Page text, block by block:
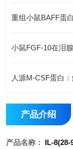
重组小鼠BAFF蛋
小鼠FGF-10在泪
产品介绍
产品名称： IL-8(28-